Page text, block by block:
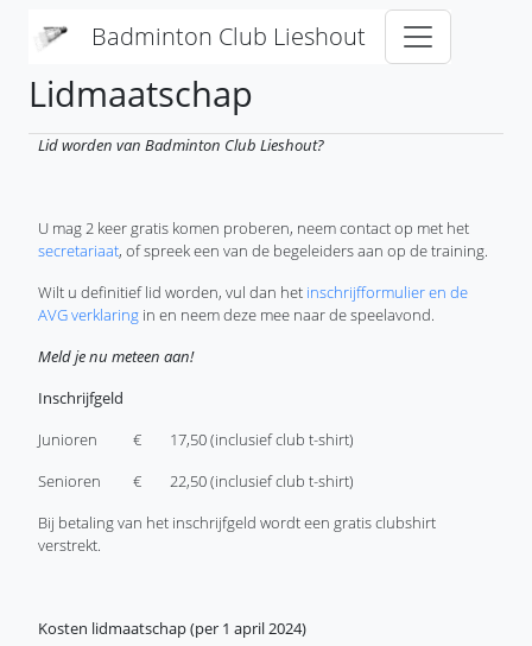
Badminton Club Lieshout
Lidmaatschap
Lid worden van Badminton Club Lieshout?
U mag 2 keer gratis komen proberen, neem contact op met het
secretariaat, of spreek een van de begeleiders aan op de training.
Wilt u definitief lid worden, vul dan het inschrijfformulier en de
AVG verklaring in en neem deze mee naar de speelavond.
Meld je nu meteen aan!
Inschrijfgeld
Junioren € 17,50 (inclusief club t-shirt)
Senioren € 22,50 (inclusief club t-shirt)
Bij betaling van het inschrijfgeld wordt een gratis clubshirt
verstrekt.
Kosten lidmaatschap (per 1 april 2024)